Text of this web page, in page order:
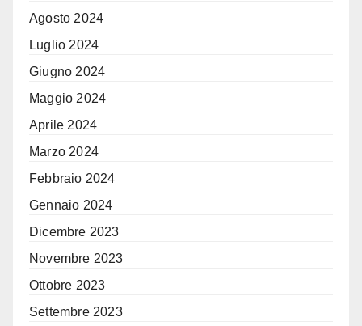
Agosto 2024
Luglio 2024
Giugno 2024
Maggio 2024
Aprile 2024
Marzo 2024
Febbraio 2024
Gennaio 2024
Dicembre 2023
Novembre 2023
Ottobre 2023
Settembre 2023